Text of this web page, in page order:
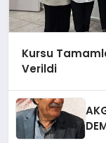
Kursu
Verildi